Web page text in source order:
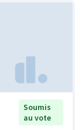
Soumis
au vote